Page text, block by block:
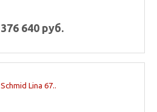
376 640 руб.
Schmid Lina 67..